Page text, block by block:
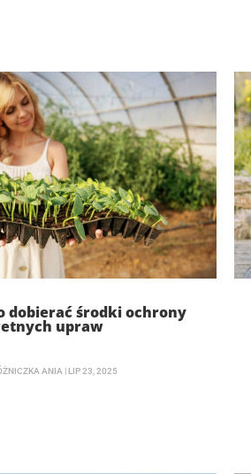
dobierać środki ochrony
upraw
ANIA | LIP 23, 2025